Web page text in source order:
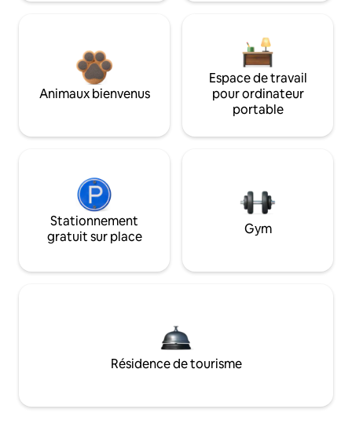
Animaux bienvenus
Espace de travail
pour ordinateur
portable
Stationnement
gratuit sur place
Gym
Résidence de tourisme